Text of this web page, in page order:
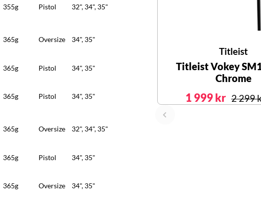
355g Pistol 32", 34", 35"
365g Oversize 34", 35"
365g Pistol 34", 35"
365g Pistol 34", 35"
365g Oversize 32", 34", 35"
365g Pistol 34", 35"
365g Oversize 34", 35"
Titleist
Titleist Vokey
Chrome
1 999 kr 2 299